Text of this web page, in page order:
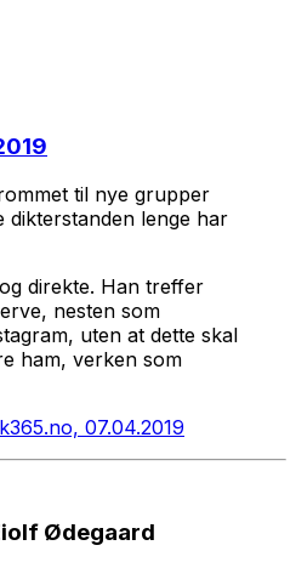
til nye grupper
dikterstanden lenge har
direkte. Han treffer
nesten som
uten at dette skal
ham, verken som
07.04.2019
Ødegaard